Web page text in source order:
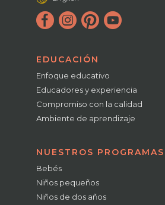
EDUCACIÓN
Enfoque educativo
Educadores y experiencia
Compromiso con la calidad
Ambiente de aprendizaje
NUESTROS PROGRAMAS
Bebés
Niños pequeños
Niños de dos años